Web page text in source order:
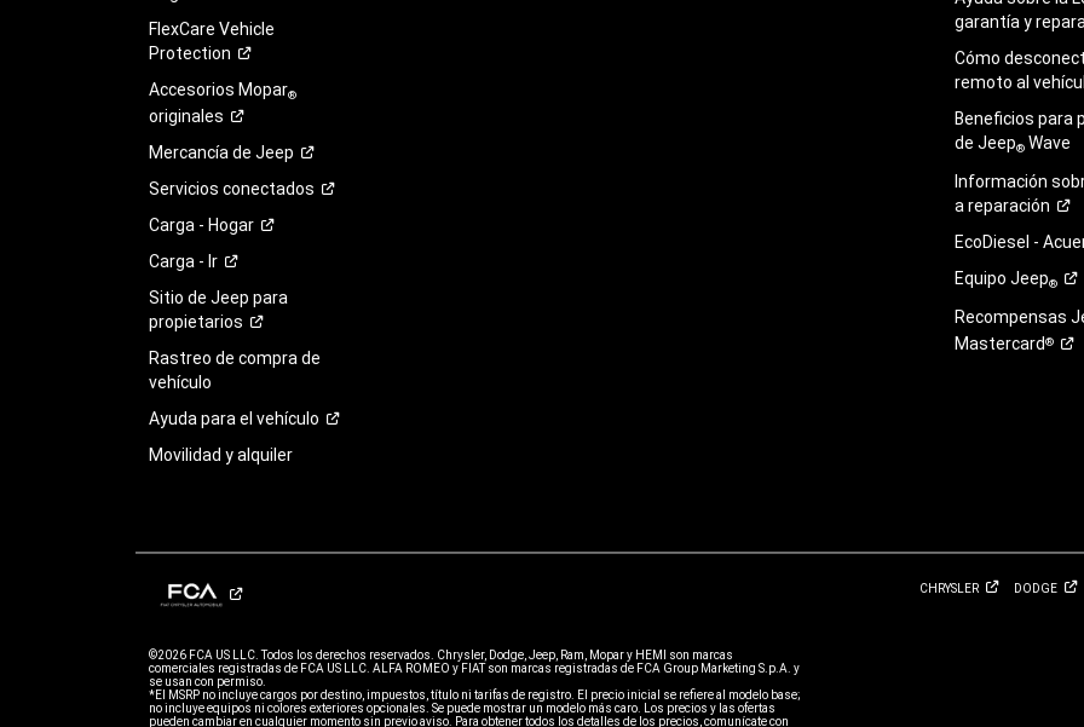
FlexCare Vehicle
Protection
Accesorios Mopar®
originales
Mercancía de Jeep
Servicios conectados
Carga - Hogar
Carga - Ir
Sitio de Jeep para
propietarios
Rastreo de compra de
vehículo
Ayuda para el vehículo
Movilidad y alquiler
garantía y
Cómo
remoto al
Beneficios para
de Jeep® Wave
Información
areparación
EcoDiesel -
Equipo Jeep®
Recompensas
Mastercard®
CHRYSLER DODGE
©2026 FCA US LLC. Todos los derechos reservados. Chrysler, Dodge, Jeep, Ram, Mopar y HEMI son marcas
comerciales registradas de FCA US LLC. ALFA ROMEO y FIAT son marcas registradas de FCA Group Marketing S.p.A. y
se usan con permiso.
*El MSRP no incluye cargos por destino, impuestos, título ni tarifas de registro. El precio inicial se refiere al modelo base;
no incluye equipos ni colores exteriores opcionales. Se puede mostrar un modelo más caro. Los precios y las ofertas
pueden cambiar en cualquier momento sin previo aviso. Para obtener todos los detalles de los precios, comunícate con